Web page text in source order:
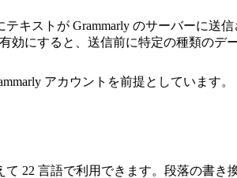
キストが Grammarly のサーバーに送
効にすると、送信前に特定の種類のデ
アカウントを前提としています。
て 22 言語で利用できます。段落の書き